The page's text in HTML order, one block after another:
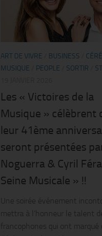
ART DE VIVRE BUSINESS
MUSIQUE
PEOPLE SORTIR
Les « Victoires de la
Musique » célèbrent
leur 41ème
seront présentées
Noguerra & Cyril
Seine Musicale » !!
Une soirée événement
mettra à l’honneur le talent
francophones qui ont marqué